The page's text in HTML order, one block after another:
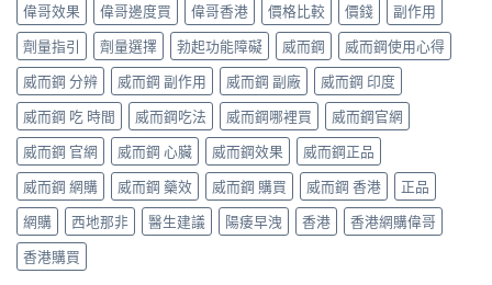
偉哥效果
偉哥邊度買 偉哥香港 價格比較 價錢
副作用
劑量指引
劑量選擇 勃起功能障礙 威而鋼
威而鋼使用心得
威而鋼 分辨
威而鋼 副作用 威而鋼 副廠
威而鋼 印度
威而鋼 吃 時間
威而鋼吃法 威而鋼哪裡買
威而鋼官網
威而鋼 官網
威而鋼 心臟 威而鋼效果
威而鋼正品
威而鋼 網購
威而鋼 藥效 威而鋼 購買 威而鋼 香港
正品
網購
西地那非 醫生建議 陽痿早洩 香港
香港網購偉哥
香港購買